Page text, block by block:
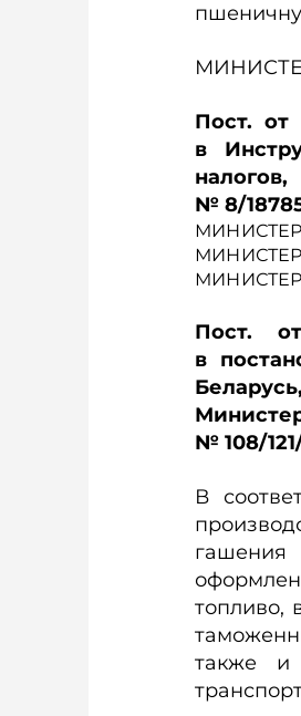
Пост.
в
№ 8/
Пост.
в
№ 108/
В
топливо,
также и